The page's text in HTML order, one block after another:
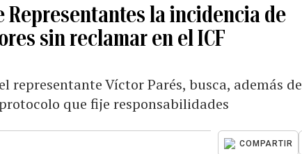
Representantes la incidencia de
sin reclamar en el ICF
representante Víctor Parés, busca, además de
que fije responsabilidades
COMPARTIR